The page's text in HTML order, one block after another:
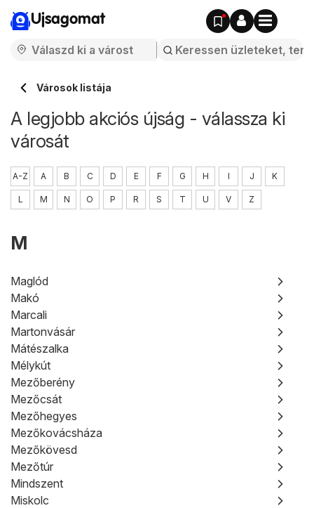
Ujsagomat
Városok listája
A legjobb akciós újság - válassza ki
városát
A-Z A B C D E F G H I J K
L M N O P R S T U V Z
M
Maglód
Makó
Marcali
Martonvásár
Mátészalka
Mélykút
Mezőberény
Mezőcsát
Mezőhegyes
Mezőkovácsháza
Mezőkövesd
Mezőtúr
Mindszent
Miskolc